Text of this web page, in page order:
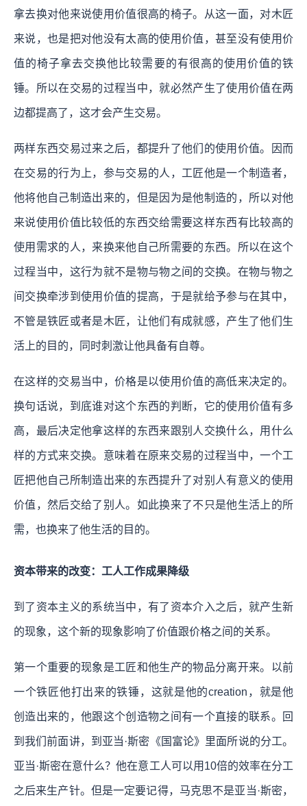
拿去换对他来说使用价值很高的椅子。从这一面，对木匠
来说，也是把对他没有太高的使用价值，甚至没有使用价
值的椅子拿去交换他比较需要的有很高的使用价值的铁
锤。所以在交易的过程当中，就必然产生了使用价值在两
边都提高了，这才会产生交易。
两样东西交易过来之后，都提升了他们的使用价值。因而
在交易的行为上，参与交易的人，工匠他是一个制造者，
他将他自己制造出来的，但是因为是他制造的，所以对他
来说使用价值比较低的东西交给需要这样东西有比较高的
使用需求的人，来换来他自己所需要的东西。所以在这个
过程当中，这行为就不是物与物之间的交换。在物与物之
间交换牵涉到使用价值的提高，于是就给予参与在其中，
不管是铁匠或者是木匠，让他们有成就感，产生了他们生
活上的目的，同时刺激让他具备有自尊。
在这样的交易当中，价格是以使用价值的高低来决定的。
换句话说，到底谁对这个东西的判断，它的使用价值有多
高，最后决定他拿这样的东西来跟别人交换什么，用什么
样的方式来交换。意味着在原来交易的过程当中，一个工
匠把他自己所制造出来的东西提升了对别人有意义的使用
价值，然后交给了别人。如此换来了不只是他生活上的所
需，也换来了他生活的目的。
资本带来的改变：工人工作成果降级
到了资本主义的系统当中，有了资本介入之后，就产生新
的现象，这个新的现象影响了价值跟价格之间的关系。
第一个重要的现象是工匠和他生产的物品分离开来。以前
一个铁匠他打出来的铁锤，这就是他的creation，就是他
创造出来的，他跟这个创造物之间有一个直接的联系。回
到我们前面讲，到亚当·斯密《国富论》里面所说的分工。
亚当·斯密在意什么？他在意工人可以用10倍的效率在分工
之后来生产针。但是一定要记得，马克思不是亚当·斯密，